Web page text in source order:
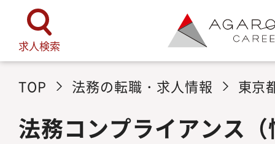
求人検索
TOP 法務の転職・求人情報 東京
法務コンプライアンス